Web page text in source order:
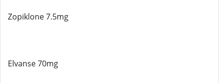
Zopiklone 7.5mg
Elvanse 70mg